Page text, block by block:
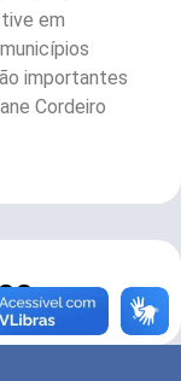
em
importantes
Cordeiro